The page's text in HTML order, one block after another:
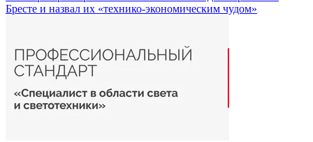
Бресте и назвал их «технико-экономическим чудом»